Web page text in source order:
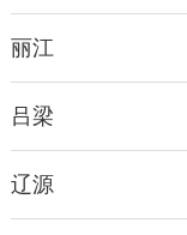
丽江
吕梁
辽源